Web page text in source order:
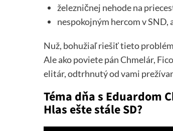
železničnej nehode na
nespokojným hercom v SND,
Nuž, bohužiaľ riešiť tieto
Ale ako poviete pán Chmelár,
elitár, odtrhnutý od vami
Téma dňa s Eduardom
Hlas ešte stále SD?